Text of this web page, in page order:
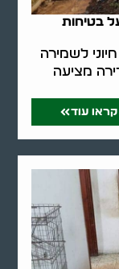
בטיחות
לשמירה
מציעה
קראו עוד